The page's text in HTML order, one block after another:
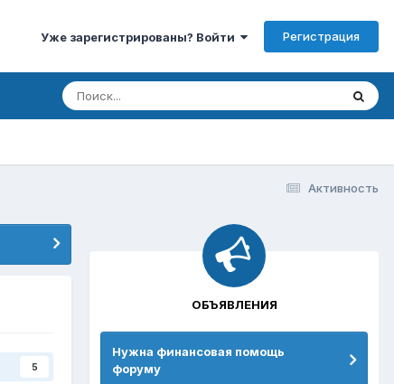
Уже зарегистрированы? Войти Регистрация
Активность
5
ОБЪЯВЛЕНИЯ
Нужна финансовая помощь
форуму